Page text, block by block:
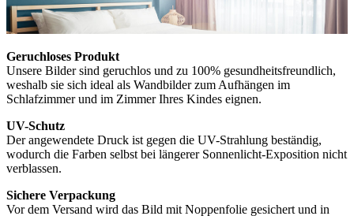
Geruchloses Produkt
Unsere Bilder sind geruchlos und zu 100% gesundheitsfreundlich,
weshalb sie sich ideal als Wandbilder zum Aufhängen im
Schlafzimmer und im Zimmer Ihres Kindes eignen.
UV-Schutz
Der angewendete Druck ist gegen die UV-Strahlung beständig,
wodurch die Farben selbst bei längerer Sonnenlicht-Exposition nicht
verblassen.
Sichere Verpackung
Vor dem Versand wird das Bild mit Noppenfolie gesichert und in